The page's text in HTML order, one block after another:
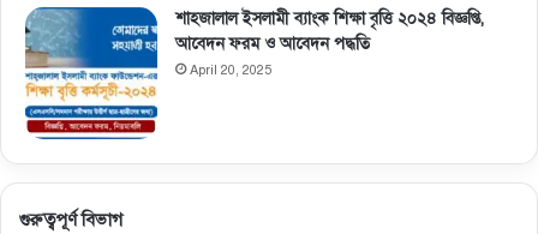
শাহজালাল ইসলামী ব্যাংক শিক্ষা বৃত্তি ২০২৪ বিজ্ঞপ্তি,
আবেদন ফরম ও আবেদন পদ্ধতি
April 20, 2025
গুরুত্বপূর্ণ বিভাগ